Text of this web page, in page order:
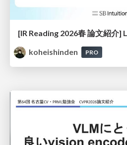
koheishinden
PRO